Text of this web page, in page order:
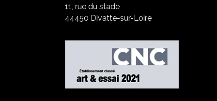
11, rue du stade
44450 Divatte-sur-Loire